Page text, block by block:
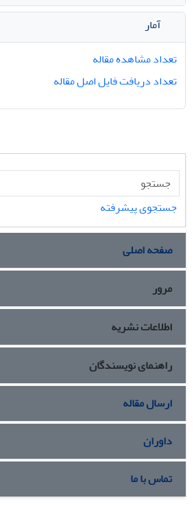
آمار
تعداد مشاهده مقاله
تعداد دریافت فایل اصل مقاله
جستجوی پیشرفته
صفحه اصلی
مرور
اطلاعات نشریه
راهنمای نویسندگان
ارسال مقاله
داوران
تماس با ما